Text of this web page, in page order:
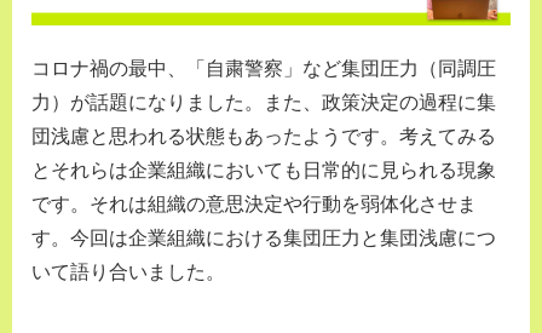
コロナ禍の最中、「自粛警察」など集団圧力（同調圧
力）が話題になりました。また、政策決定の過程に集
団浅慮と思われる状態もあったようです。考えてみる
とそれらは企業組織においても日常的に見られる現象
です。それは組織の意思決定や行動を弱体化させま
す。今回は企業組織における集団圧力と集団浅慮につ
いて語り合いました。